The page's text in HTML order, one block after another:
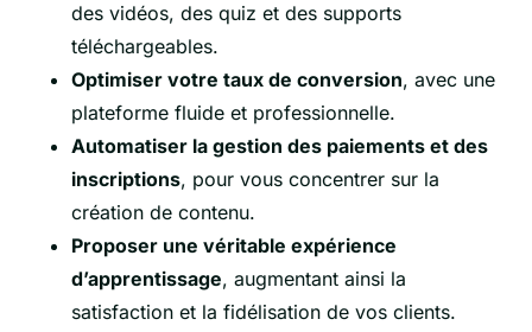
des vidéos, des quiz et des supports
téléchargeables.
Optimiser votre taux de conversion, avec une
plateforme fluide et professionnelle.
Automatiser la gestion des paiements et des
inscriptions, pour vous concentrer sur la
création de contenu.
Proposer une véritable expérience
d’apprentissage, augmentant ainsi la
satisfaction et la fidélisation de vos clients.